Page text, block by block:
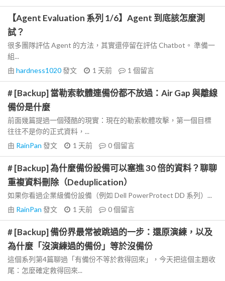
【Agent Evaluation 系列 1/6】Agent 到底該怎麼測
試？
很多團隊評估 Agent 的方法，其實還停留在評估 Chatbot。 準備一
組...
由 hardness1020發文 1 天前 1 個留言
# [Backup] 當勒索軟體連備份都不放過：Air Gap 與離線
備份是什麼
前面幾篇提過一個殘酷的現實：現在的勒索軟體攻擊，第一個目標
往往不是你的正式資料，...
由 RainPan 發文 1 天前 0個留言
# [Backup] 為什麼備份設備可以塞進 30 倍的資料？聊聊
重複資料刪除（Deduplication）
如果你看過企業級備份設備（例如 Dell PowerProtect DD 系列）...
由 RainPan 發文 1 天前 0個留言
# [Backup] 備份界最常被跳過的一步：還原演練，以及
為什麼「沒演練過的備份」等於沒備份
這個系列第4篇聊過「有備份不等於救得回來」，今天把這個主題收
尾：怎麼確定救得回來...